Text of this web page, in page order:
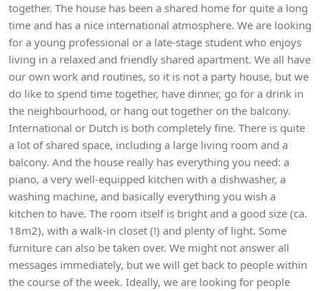
together. The house has been a shared home for quite a long
time and has a nice international atmosphere. We are looking
for a young professional or a late-stage student who enjoys
living in a relaxed and friendly shared apartment. We all have
our own work and routines, so it is not a party house, but we
do like to spend time together, have dinner, go for a drink in
the neighbourhood, or hang out together on the balcony.
International or Dutch is both completely fine. There is quite
a lot of shared space, including a large living room and a
balcony. And the house really has everything you need: a
piano, a very well-equipped kitchen with a dishwasher, a
washing machine, and basically everything you wish a
kitchen to have. The room itself is bright and a good size (ca.
18m2), with a walk-in closet (!) and plenty of light. Some
furniture can also be taken over. We might not answer all
messages immediately, but we will get back to people within
the course of the week. Ideally, we are looking for people